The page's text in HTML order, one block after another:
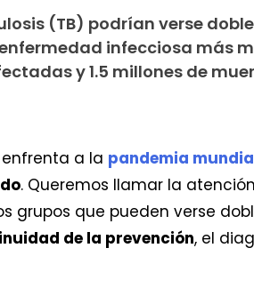
(TB) podrían verse
infecciosa más
y 1.5 millones de
a la pandemia
. Queremos llamar la
grupos que pueden verse
de la prevención, el